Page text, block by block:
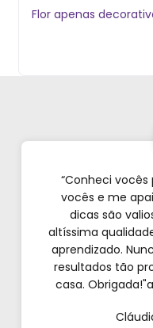
Flor apenas
“Conheci
vocês e me
dicas são
altíssima
aprendizado.
resultados tão
casa.
testar em casa.
produtos são